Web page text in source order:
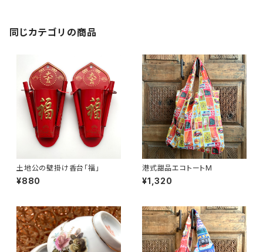
同じカテゴリの商品
土地公の壁掛け香台「福」
¥880
港式甜品エコトートM
¥1,320